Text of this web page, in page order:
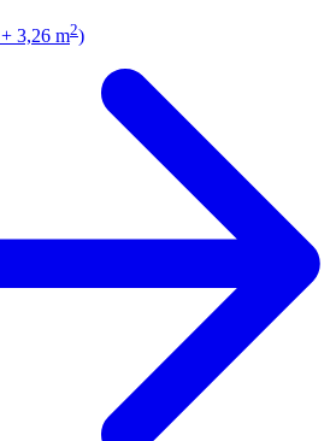
+ 3,26 m2)